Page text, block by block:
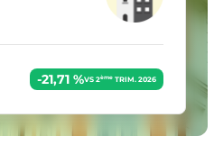
-21,71 %VS 2èmeTRIM. 2026